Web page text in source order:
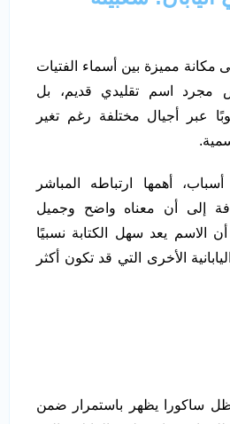
مكانة مميزة بين أسماء الفتيات
مجرد اسم تقليدي قديم، بل
عبر أجيال مختلفة رغم تغير
أهمها ارتباطه المباشر
إلى أن معناه واضح وجميل
أن الاسم يعد سهل الكتابة نسبيًا
الأخرى التي قد تكون أكثر
ظل ساكورا يظهر باستمرار ضمن